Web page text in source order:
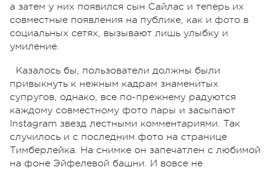
а затем у них появился сын Сайлас и теперь их
совместные появления на публике, как и фото в
социальных сетях, вызывают лишь улыбку и
умиление.
Казалось бы, пользователи должны были
привыкнуть к нежным кадрам знаменитых
супругов, однако, все по-прежнему радуются
каждому совместному фото пары и засыпают
Instagram звезд лестными комментариями. Так
случилось и с последним фото на странице
Тимберлейка. На снимке он запечатлен с любимой
на фоне Эйфелевой башни. И вовсе не